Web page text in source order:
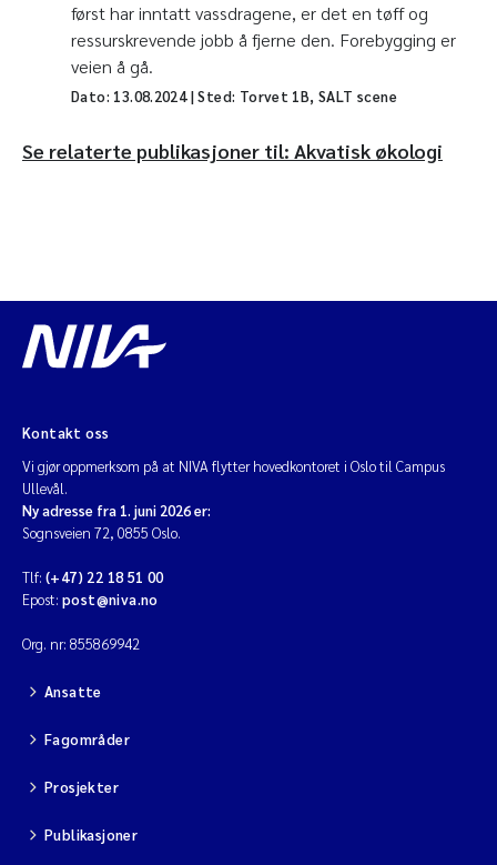
først har inntatt vassdragene, er det en tøff og
ressurskrevende jobb å fjerne den. Forebygging er
veien å gå.
Dato: 13.08.2024| Sted: Torvet 1B, SALT scene
Se relaterte publikasjoner til: Akvatisk økologi
Kontakt oss
Vi gjør oppmerksom på at NIVA flytter hovedkontoret i Oslo til Campus
Ullevål.
Ny adresse fra 1. juni 2026 er:
Sognsveien 72, 0855 Oslo.
Tlf: (+47) 22 18 51 00
Epost: post@niva.no
Org. nr: 855869942
Ansatte
Fagområder
Prosjekter
Publikasjoner